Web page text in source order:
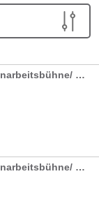
Scherenbühnen/ Scherenarbeitsbühne/ SV 08 - elektro
Scherenbühnen/ Scherenarbeitsbühne/ GS-2646 / Elektro